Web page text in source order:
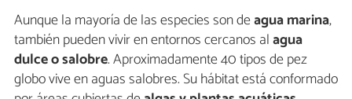
Aunque la mayoría de las especies son deagua marina,
también pueden vivir en entornos cercanos alagua
dulce o salobre. Aproximadamente 40 tipos de pez
globo vive en aguas salobres. Su hábitat está conformado